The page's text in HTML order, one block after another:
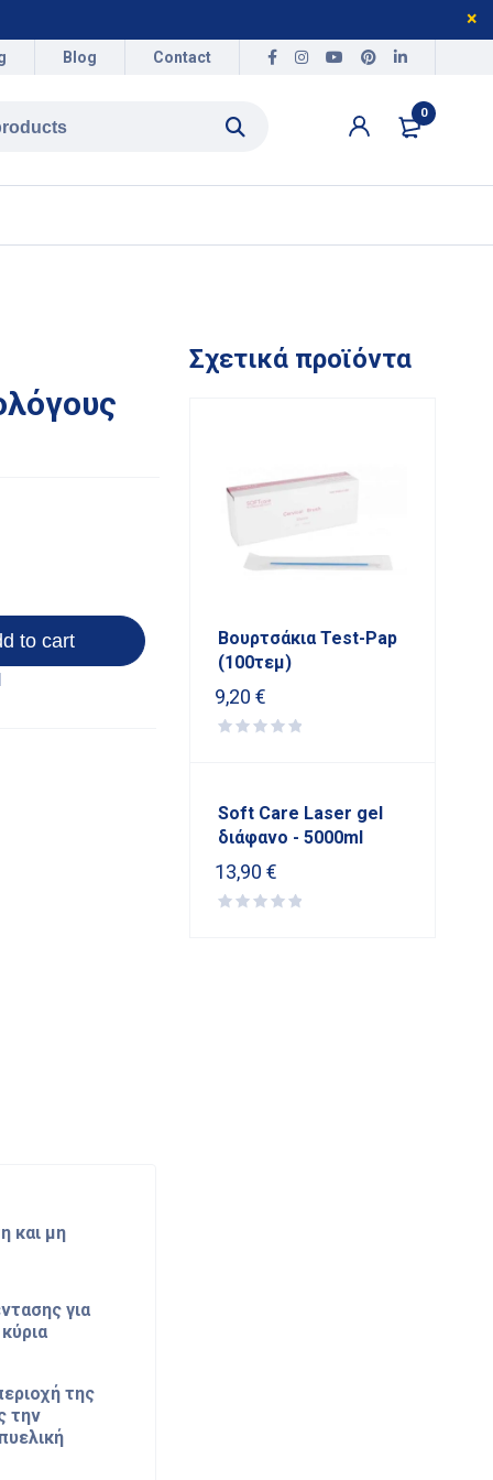
Blog Contact
0
to cart
και μη
για
της
την
Σχετικά προϊόντα
Βουρτσάκια Test-Pap
(100τεμ)
9,20 €
Soft Care Laser gel
διάφανο - 5000ml
13,90 €